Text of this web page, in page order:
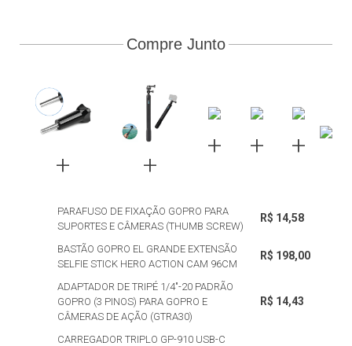
Compre Junto
PARAFUSO DE FIXAÇÃO GOPRO PARA
SUPORTES E CÂMERAS (THUMB SCREW)
R$ 14,58
BASTÃO GOPRO EL GRANDE EXTENSÃO
SELFIE STICK HERO ACTION CAM 96CM
R$ 198,00
ADAPTADOR DE TRIPÉ 1/4"-20 PADRÃO
GOPRO (3 PINOS) PARA GOPRO E
CÂMERAS DE AÇÃO (GTRA30)
R$ 14,43
CARREGADOR TRIPLO GP-910 USB-C